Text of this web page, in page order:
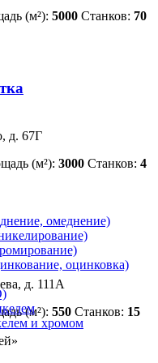
омеднение)
оцинковка)
и хромом
(м²): 5000 Станков: 70
д. 67Г
(м²): 3000 Станков: 4
д. 111А
(м²): 550 Станков: 15